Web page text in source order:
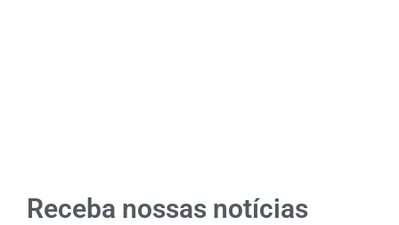
Receba nossas notícias